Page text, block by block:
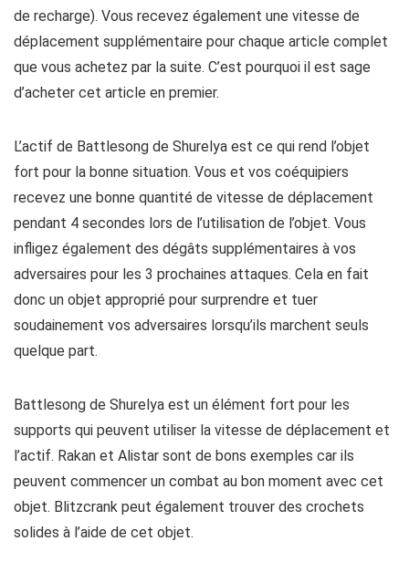
de recharge). Vous recevez également une vitesse de
déplacement supplémentaire pour chaque article complet
que vous achetez par la suite. C’est pourquoi il est sage
d’acheter cet article en premier.
L’actif de Battlesong de Shurelya est ce qui rend l’objet
fort pour la bonne situation. Vous et vos coéquipiers
recevez une bonne quantité de vitesse de déplacement
pendant 4 secondes lors de l’utilisation de l’objet. Vous
infligez également des dégâts supplémentaires à vos
adversaires pour les 3 prochaines attaques. Cela en fait
donc un objet approprié pour surprendre et tuer
soudainement vos adversaires lorsqu’ils marchent seuls
quelque part.
Battlesong de Shurelya est un élément fort pour les
supports qui peuvent utiliser la vitesse de déplacement et
l’actif. Rakan et Alistar sont de bons exemples car ils
peuvent commencer un combat au bon moment avec cet
objet. Blitzcrank peut également trouver des crochets
solides à l’aide de cet objet.